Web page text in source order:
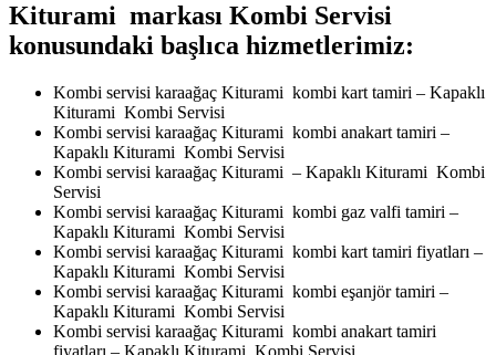
Kiturami markası Kombi Servisi
konusundaki başlıca hizmetlerimiz:
Kombi servisi karaağaç Kiturami kombi kart tamiri – Kapaklı
Kiturami Kombi Servisi
Kombi servisi karaağaç Kiturami kombi anakart tamiri –
Kapaklı Kiturami Kombi Servisi
Kombi servisi karaağaç Kiturami – Kapaklı Kiturami Kombi
Servisi
Kombi servisi karaağaç Kiturami kombi gaz valfi tamiri –
Kapaklı Kiturami Kombi Servisi
Kombi servisi karaağaç Kiturami kombi kart tamiri fiyatları –
Kapaklı Kiturami Kombi Servisi
Kombi servisi karaağaç Kiturami kombi eşanjör tamiri –
Kapaklı Kiturami Kombi Servisi
Kombi servisi karaağaç Kiturami kombi anakart tamiri